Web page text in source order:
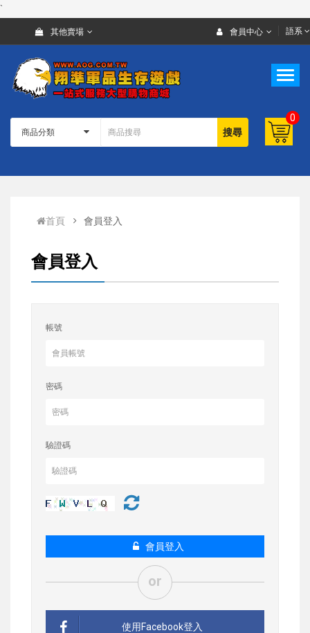
`
其他賣場 會員中心 語系
搜尋
0
首頁 會員登入
會員登入
帳號
密碼
驗證碼
會員登入
or
使用Facebook登入